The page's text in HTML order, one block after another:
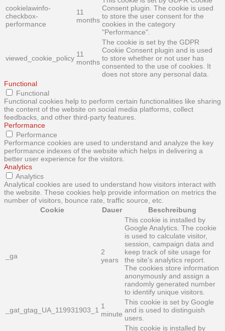
cookielawinfo-
checkbox-
performance
11
months
Consent plugin. The cookie is used
to store the user consent for the
cookies in the category
"Performance".
viewed_cookie_policy 11
months
The cookie is set by the GDPR
Cookie Consent plugin and is used
to store whether or not user has
consented to the use of cookies. It
does not store any personal data.
Functional
Functional
Functional cookies help to perform certain functionalities like sharing
the content of the website on social media platforms, collect
feedbacks, and other third-party features.
Performance
Performance
Performance cookies are used to understand and analyze the key
performance indexes of the website which helps in delivering a
better user experience for the visitors.
Analytics
Analytics
Analytical cookies are used to understand how visitors interact with
the website. These cookies help provide information on metrics the
number of visitors, bounce rate, traffic source, etc.
Cookie
Dauer Beschreibung
_ga
2
years
This cookie is installed by
Google Analytics. The cookie
is used to calculate visitor,
session, campaign data and
keep track of site usage for
the site's analytics report.
The cookies store information
anonymously and assign a
randomly generated number
to identify unique visitors.
_gat_gtag_UA_119931903_1 1
minute
This cookie is set by Google
and is used to distinguish
users.
This cookie is installed by